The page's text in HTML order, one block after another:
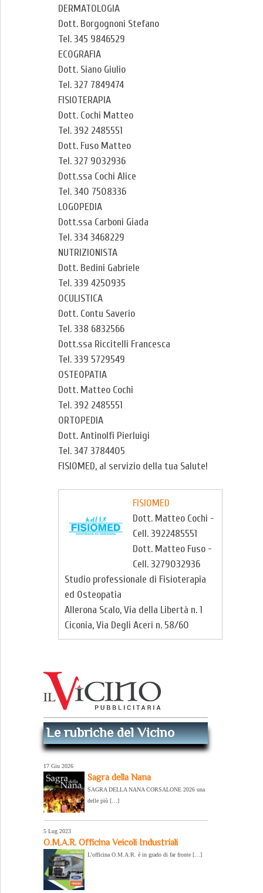
DERMATOLOGIA
Dott. Borgognoni Stefano
Tel. 345 9846529
ECOGRAFIA
Dott. Siano Giulio
Tel. 327 7849474
FISIOTERAPIA
Dott. Cochi Matteo
Tel. 392 2485551
Dott. Fuso Matteo
Tel. 327 9032936
Dott.ssa Cochi Alice
Tel. 340 7508336
LOGOPEDIA
Dott.ssa Carboni Giada
Tel. 334 3468229
NUTRIZIONISTA
Dott. Bedini Gabriele
Tel. 339 4250935
OCULISTICA
Dott. Contu Saverio
Tel. 338 6832566
Dott.ssa Riccitelli Francesca
Tel. 339 5729549
OSTEOPATIA
Dott. Matteo Cochi
Tel. 392 2485551
ORTOPEDIA
Dott. Antinolfi Pierluigi
Tel. 347 3784405
FISIOMED, al servizio della tua Salute!
FISIOMED
Dott. Matteo Cochi -
Cell. 3922485551
Dott. Matteo Fuso -
Cell. 3279032936
Studio professionale di Fisioterapia
ed Osteopatia
Allerona Scalo, Via della Libertà n. 1
Ciconia, Via Degli Aceri n. 58/60
Le rubriche del Vicino
17 Giu 2026
Sagra della Nana
SAGRA DELLA NANA CORSALONE 2026 una
delle più […]
5 Lug 2023
O.M.A.R. Officina Veicoli Industriali
L’officina O.M.A.R. è in grado di far fronte […]